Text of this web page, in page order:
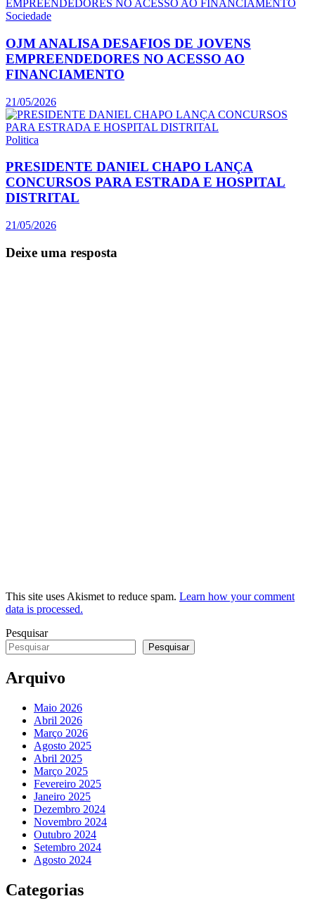
Sociedade
OJM ANALISA DESAFIOS DE JOVENS
EMPREENDEDORES NO ACESSO AO
FINANCIAMENTO
21/05/2026
Politica
PRESIDENTE DANIEL CHAPO LANÇA
CONCURSOS PARA ESTRADA E HOSPITAL
DISTRITAL
21/05/2026
Deixe uma resposta
This site uses Akismet to reduce spam. Learn how your comment
data is processed.
Pesquisar
Pesquisar
Arquivo
Maio 2026
Abril 2026
Março 2026
Agosto 2025
Abril 2025
Março 2025
Fevereiro 2025
Janeiro 2025
Dezembro 2024
Novembro 2024
Outubro 2024
Setembro 2024
Agosto 2024
Categorias